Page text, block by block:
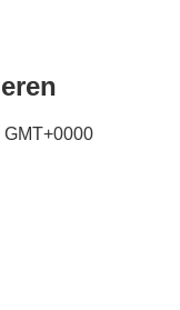
GMT+0000